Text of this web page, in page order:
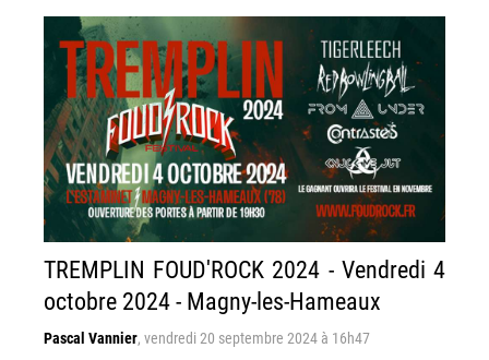
TREMPLIN FOUD'ROCK 2024 - Vendredi 4
octobre 2024 - Magny-les-Hameaux
Pascal Vannier, vendredi 20 septembre 2024 à 16h47